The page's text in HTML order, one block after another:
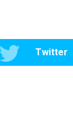
Twitter